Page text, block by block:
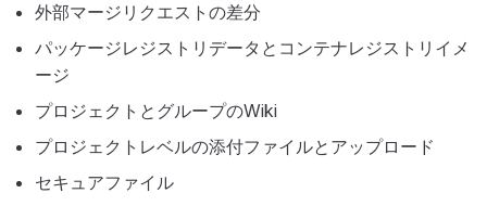
外部マージリクエストの差分
パッケージレジストリデータとコンテナレジストリイメ
ージ
プロジェクトとグループのWiki
プロジェクトレベルの添付ファイルとアップロード
セキュアファイル